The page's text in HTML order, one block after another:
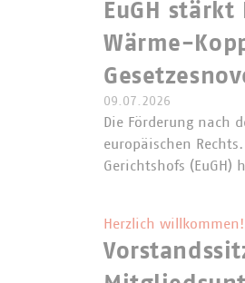
EuGH
Wärme-
09.07.2026
Die Förderung nach
europäischen
Gerichtshofs (EuGH)
Herzlich willkommen!